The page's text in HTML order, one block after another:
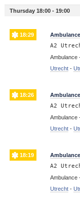
Thursday 18:00 - 19:00
18:29
A2
Ambulance
Utrecht-
18:26
A2
Ambulance
Utrecht-
18:19
A2
Ambulance
Utrecht-